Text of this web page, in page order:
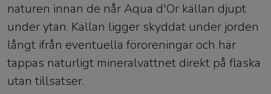
naturen innan de når Aqua d'Or källan djupt
under ytan. Källan ligger skyddat under jorden
långt ifrån eventuella föroreningar och här
tappas naturligt mineralvattnet direkt på flaska
utan tillsatser.